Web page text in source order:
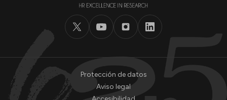
Protección de datos
Aviso legal